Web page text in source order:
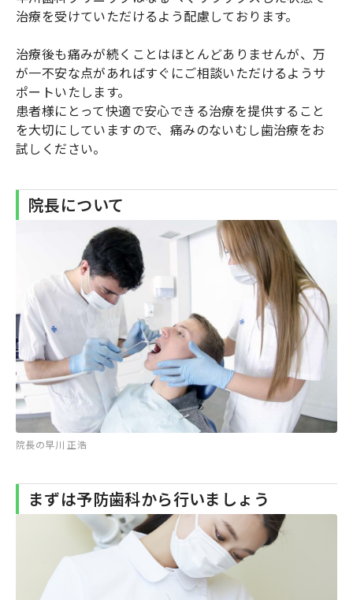
治療を受けていただけるよう配慮しております。
治療後も痛みが続くことはほとんどありませんが、万
が一不安な点があればすぐにご相談いただけるようサ
ポートいたします。
患者様にとって快適で安心できる治療を提供すること
を大切にしていますので、痛みのないむし歯治療をお
試しください。
院長について
院長の早川 正浩
まずは予防歯科から行いましょう